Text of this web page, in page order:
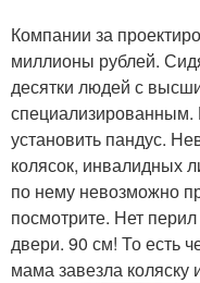
Компании за
миллионы рублей.
десятки людей с
специализированным.
установить пандус.
колясок, инвалидных
по нему невозможно
посмотрите. Нет
двери. 90 см! То есть
мама завезла коляску